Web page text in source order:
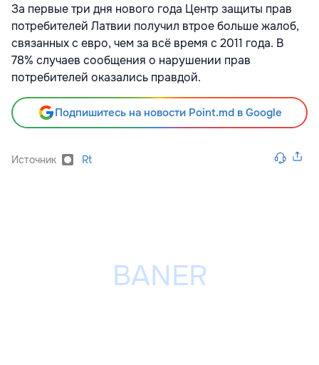
За первые три дня нового года Центр защиты прав
потребителей Латвии получил втрое больше жалоб,
связанных с евро, чем за всё время с 2011 года. В
78% случаев сообщения о нарушении прав
потребителей оказались правдой.
Подпишитесь на новости Point.md в Google
Источник Rt